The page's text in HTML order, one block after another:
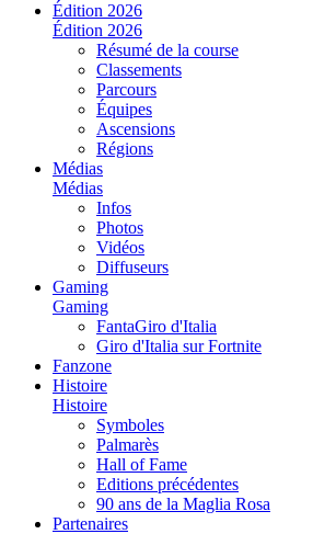
Édition 2026
Édition 2026
Résumé de la course
Classements
Parcours
Équipes
Ascensions
Régions
Médias
Médias
Infos
Photos
Vidéos
Diffuseurs
Gaming
Gaming
FantaGiro d'Italia
Giro d'Italia sur Fortnite
Fanzone
Histoire
Histoire
Symboles
Palmarès
Hall of Fame
Editions précédentes
90 ans de la Maglia Rosa
Partenaires